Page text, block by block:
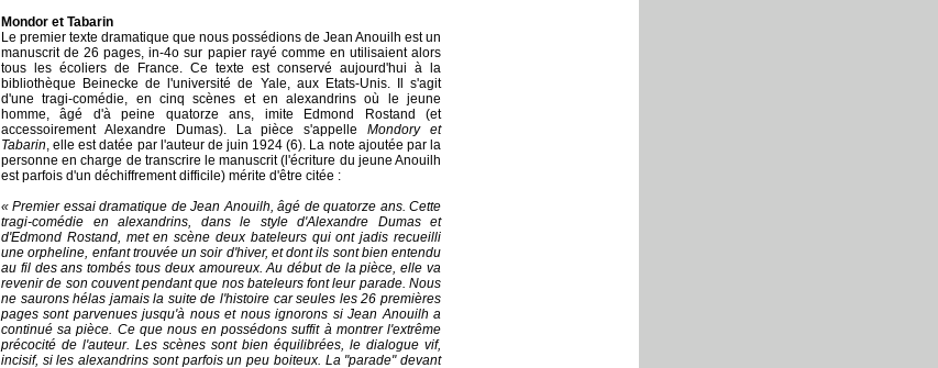
Mondor et Tabarin
Le premier texte dramatique que nous possédions de Jean Anouilh est un
manuscrit de 26 pages, in-4o sur papier rayé comme en utilisaient alors
tous les écoliers de France. Ce texte est conservé aujourd'hui à la
bibliothèque Beinecke de l'université de Yale, aux Etats-Unis. Il s'agit
d'une tragi-comédie, en cinq scènes et en alexandrins où le jeune
homme, âgé d'à peine quatorze ans, imite Edmond Rostand (et
accessoirement Alexandre Dumas). La pièce s'appelleMondory et
Tabarin, elle est datée par l'auteur de juin 1924 (6). La note ajoutée par la
personne en charge de transcrire le manuscrit (l'écriture du jeune Anouilh
est parfois d'un déchiffrement difficile) mérite d'être citée :
« Premier essai dramatique de Jean Anouilh, âgé de quatorze ans. Cette
tragi-comédie en alexandrins, dans le style d'Alexandre Dumas et
d'Edmond Rostand, met en scène deux bateleurs qui ont jadis recueilli
une orpheline, enfant trouvée un soir d'hiver, et dont ils sont bien entendu
au fil des ans tombés tous deux amoureux. Au début de la pièce, elle va
revenir de son couvent pendant que nos bateleurs font leur parade. Nous
ne saurons hélas jamais la suite de l'histoire car seules les 26 premières
pages sont parvenues jusqu'à nous et nous ignorons si Jean Anouilh a
continué sa pièce. Ce que nous en possédons suffit à montrer l'extrême
précocité de l'auteur. Les scènes sont bien équilibrées, le dialogue vif,
incisif, si les alexandrins sont parfois un peu boiteux. La "parade" devant